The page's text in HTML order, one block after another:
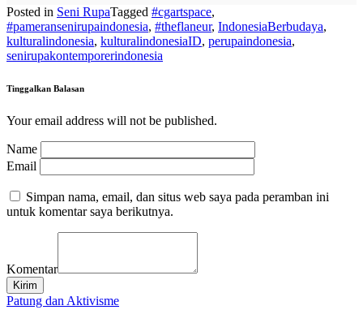
Posted in Seni RupaTagged #cgartspace,
#pameransenirupaindonesia, #theflaneur, IndonesiaBerbudaya,
kulturalindonesia, kulturalindonesiaID, perupaindonesia,
senirupakontemporerindonesia
Tinggalkan Balasan
Your email address will not be published.
Name
Email
Simpan nama, email, dan situs web saya pada peramban ini
untuk komentar saya berikutnya.
Komentar
Kirim
Navigasi
Patung dan Aktivisme